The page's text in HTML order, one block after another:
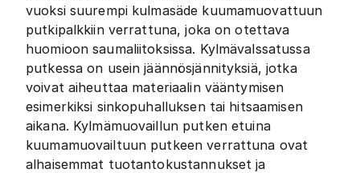
vuoksi suurempi kulmasäde kuumamuovattuun
putkipalkkiin verrattuna, joka on otettava
huomioon saumaliitoksissa. Kylmävalssatussa
putkessa on usein jäännösjännityksiä, jotka
voivat aiheuttaa materiaalin vääntymisen
esimerkiksi sinkopuhalluksen tai hitsaamisen
aikana. Kylmämuovaillun putken etuina
kuumamuovailtuun putkeen verrattuna ovat
alhaisemmat tuotantokustannukset ja